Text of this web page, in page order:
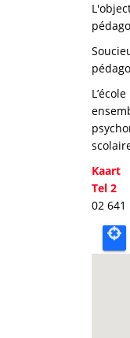
Kaart
Tel 2
02 641
Carte